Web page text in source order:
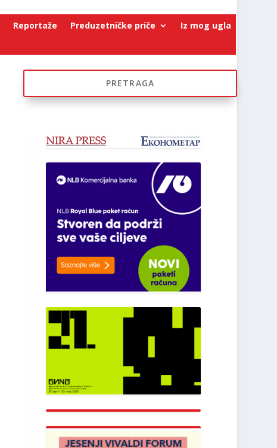
Reportaže Preduzetničke priče Iz mog ugla